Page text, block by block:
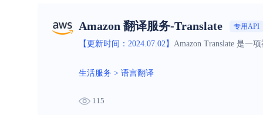
Amazon 翻译服务-Translate 专用API
【更新时间：2024.07.02】 Amazon Translate 是一
生活服务 > 语言翻译
115